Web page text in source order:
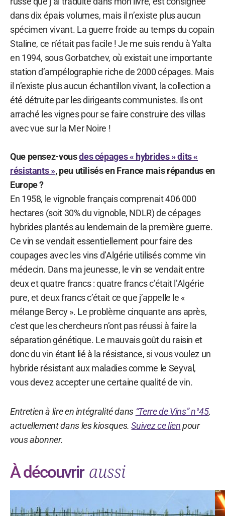
dans dix épais volumes, mais il n’existe plus aucun
spécimen vivant. La guerre froide au temps du copain
Staline, ce n’était pas facile ! Je me suis rendu à Yalta
en 1994, sous Gorbatchev, où existait une importante
station d’ampélographie riche de 2000 cépages. Mais
il n’existe plus aucun échantillon vivant, la collection a
été détruite par les dirigeants communistes. Ils ont
arraché les vignes pour se faire construire des villas
avec vue sur la Mer Noire !
Que pensez-vousdes cépages « hybrides » dits «
résistants », peu utilisés en France mais répandus en
Europe ?
En 1958, le vignoble français comprenait 406 000
hectares (soit 30% du vignoble, NDLR) de cépages
hybrides plantés au lendemain de la première guerre.
Ce vin se vendait essentiellement pour faire des
coupages avec les vins d’Algérie utilisés comme vin
médecin. Dans ma jeunesse, le vin se vendait entre
deux et quatre francs : quatre francs c’était l’Algérie
pure, et deux francs c’était ce que j’appelle le «
mélange Bercy ». Le problème cinquante ans après,
c’est que les chercheurs n’ont pas réussi à faire la
séparation génétique. Le mauvais goût du raisin et
donc du vin étant lié à la résistance, si vous voulez un
hybride résistant aux maladies comme le Seyval,
vous devez accepter une certaine qualité de vin.
Entretien à lire en intégralité dans “Terre de Vins” n°45,
actuellement dans les kiosques.Suivez ce lienpour
vous abonner.
À découvrir aussi